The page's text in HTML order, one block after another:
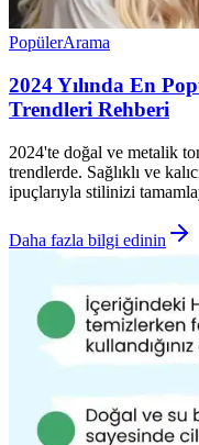
PopülerArama
2024 Yılında En
Trendleri Rehberi
2024'te doğal ve metalik
trendlerde. Sağlıklı ve
ipuçlarıyla stilinizi
Daha fazla bilgi edinin